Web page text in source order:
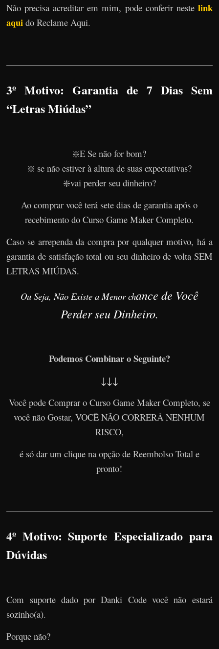
Não precisa acreditar em mim, pode conferir neste link
aqui do Reclame Aqui.
3º Motivo: Garantia de 7 Dias Sem
“Letras Miúdas”
❇️E Se não for bom?
❇️ se não estiver à altura de suas expectativas?
❇️vai perder seu dinheiro?
Ao comprar você terá sete dias de garantia após o
recebimento do Curso Game Maker Completo.
Caso se arrependa da compra por qualquer motivo, há a
garantia de satisfação total ou seu dinheiro de volta SEM
LETRAS MIÚDAS.
Ou Seja, Não Existe a Menor chance de Você
Perder seu Dinheiro.
Podemos Combinar o Seguinte?
↓↓↓
Você pode Comprar o Curso Game Maker Completo, se
você não Gostar, VOCÊ NÃO CORRERÁ NENHUM
RISCO,
é só dar um clique na opção de Reembolso Total e
pronto!
4º Motivo: Suporte Especializado para
Dúvidas
Com suporte dado por Danki Code você não estará
sozinho(a).
Porque não?